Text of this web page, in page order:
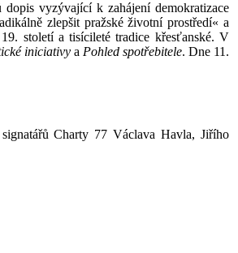
dopis vyzývající k zahájení demokratizace
zlepšit pražské životní prostředí« a
století a tisícileté tradice křesťanské. V
iniciativya Pohled spotřebitele. Dne 11.
Charty 77 Václava Havla, Jiřího